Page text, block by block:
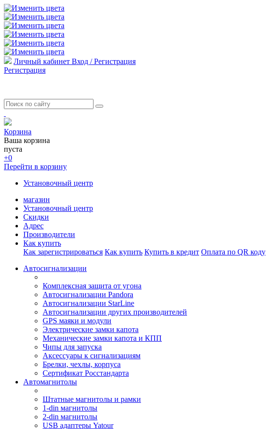
Личный кабинет Вход / Регистрация
Регистрация
Корзина
Ваша корзина
пуста
+0
Перейти в корзину
Установочный центр
магазин
Установочный центр
Скидки
Адрес
Производители
Как купить
Как зарегистрироваться Как купить Купить в кредит Оплата по QR коду
Автосигнализации
Комплексная защита от угона
Автосигнализации Pandora
Автосигнализации StarLine
Автосигнализации других производителей
GPS маяки и модули
Электрические замки капота
Механические замки капота и КПП
Чипы для запуска
Аксессуары к сигнализациям
Брелки, чехлы, корпуса
Сертификат Росстандарта
Автомагнитолы
Штатные магнитолы и рамки
1-din магнитолы
2-din магнитолы
USB адаптеры Yatour